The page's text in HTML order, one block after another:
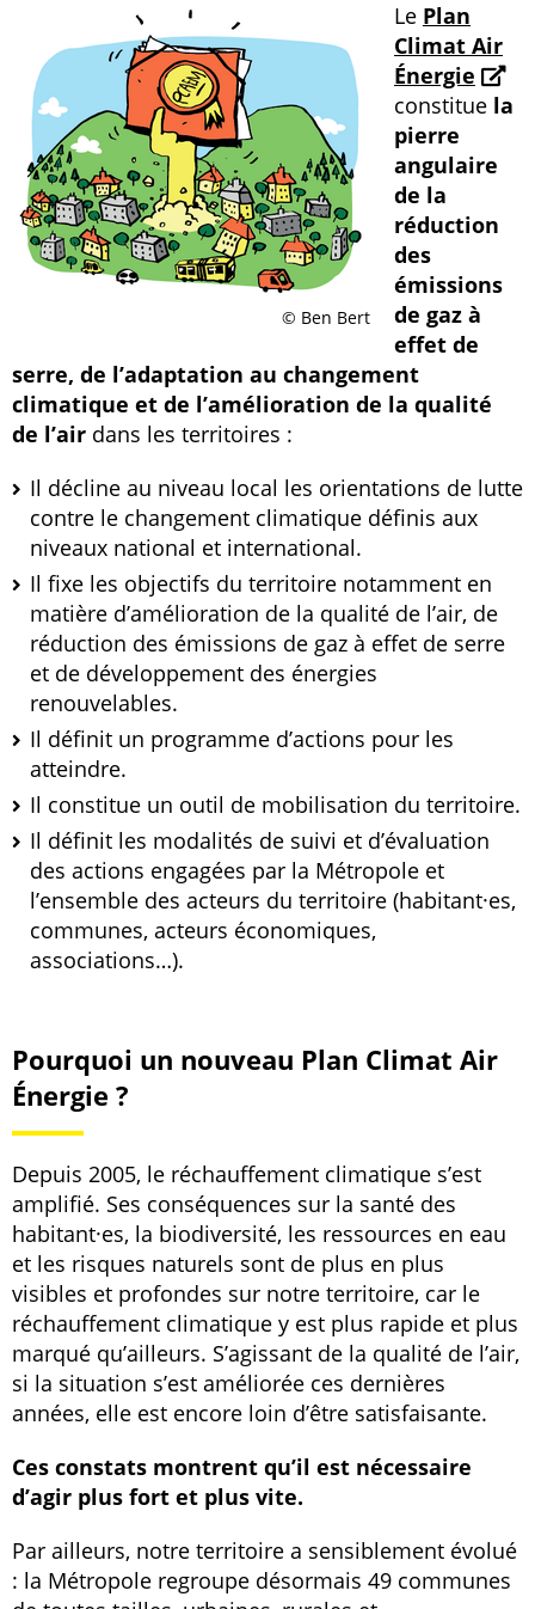
© Ben Bert
Le Plan
Climat Air
Énergie
constitue la
pierre
angulaire
de la
réduction
des
émissions
de gaz à
effet de
serre, de l’adaptation au changement
climatique et de l’amélioration de la qualité
de l’air dans les territoires :
Il décline au niveau local les orientations de lutte
contre le changement climatique définis aux
niveaux national et international.
Il fixe les objectifs du territoire notamment en
matière d’amélioration de la qualité de l’air, de
réduction des émissions de gaz à effet de serre
et de développement des énergies
renouvelables.
Il définit un programme d’actions pour les
atteindre.
Il constitue un outil de mobilisation du territoire.
Il définit les modalités de suivi et d’évaluation
des actions engagées par la Métropole et
l’ensemble des acteurs du territoire (habitant·es,
communes, acteurs économiques,
associations…).
Pourquoi un nouveau Plan Climat Air
Énergie ?
Depuis 2005, le réchauffement climatique s’est
amplifié. Ses conséquences sur la santé des
habitant·es, la biodiversité, les ressources en eau
et les risques naturels sont de plus en plus
visibles et profondes sur notre territoire, car le
réchauffement climatique y est plus rapide et plus
marqué qu’ailleurs. S’agissant de la qualité de l’air,
si la situation s’est améliorée ces dernières
années, elle est encore loin d’être satisfaisante.
Ces constats montrent qu’il est nécessaire
d’agir plus fort et plus vite.
Par ailleurs, notre territoire a sensiblement évolué
: la Métropole regroupe désormais 49 communes